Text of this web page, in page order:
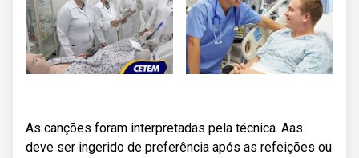
As canções foram interpretadas pela técnica. Aas
deve ser ingerido de preferência após as refeições ou